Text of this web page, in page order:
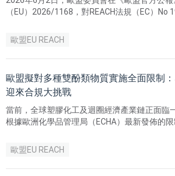
（EU）2026/1168，對REACH法規（EC）No
Polymer Microparticles，即「微塑膠」）限
歐盟EU REACH
歐盟擬對多種雙酚類物質實施全面限制
迎來合規大挑戰
當前，全球塑膠化工及迴圈經濟產業鏈正面臨
根據歐洲化學品管理局（ECHA）最新發佈的
日正式依據歐盟REACH法規提交限制意向，
干擾特性的雙酚類物質 （Bisphenols）實施全
XV（附件15）限制卷宗預計將於2027年3月
歐盟EU REACH